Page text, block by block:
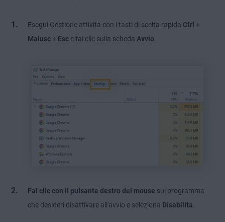
Esegui Gestione attività con i tasti di scelta rapida Ctrl +
Maiusc + Esc e fai clic sulla scheda Avvio
Fai clic con il pulsante destro del mouse sul programma
che desideri disattivare all'avvio e seleziona Disabilita